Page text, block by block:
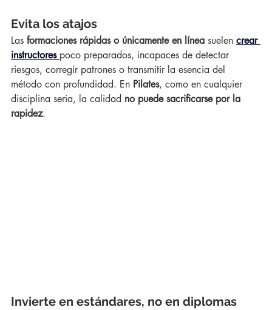
Evita los atajos
Las formaciones rápidas o únicamente en línea suelen crear
instructores poco preparados, incapaces de detectar
riesgos, corregir patrones o transmitir la esencia del
método con profundidad. En Pilates, como en cualquier
disciplina seria, la calidad no puede sacrificarse por la
rapidez.
Invierte en estándares, no en diplomas